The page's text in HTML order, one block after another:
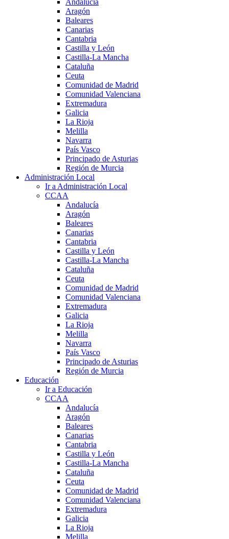
Aragón
Baleares
Canarias
Cantabria
Castilla y León
Castilla-La Mancha
Cataluña
Ceuta
Comunidad de Madrid
Comunidad Valenciana
Extremadura
Galicia
La Rioja
Melilla
Navarra
País Vasco
Principado de Asturias
Región de Murcia
Administración Local
Ir a Administración Local
CCAA
Andalucía
Aragón
Baleares
Canarias
Cantabria
Castilla y León
Castilla-La Mancha
Cataluña
Ceuta
Comunidad de Madrid
Comunidad Valenciana
Extremadura
Galicia
La Rioja
Melilla
Navarra
País Vasco
Principado de Asturias
Región de Murcia
Educación
Ir a Educación
CCAA
Andalucía
Aragón
Baleares
Canarias
Cantabria
Castilla y León
Castilla-La Mancha
Cataluña
Ceuta
Comunidad de Madrid
Comunidad Valenciana
Extremadura
Galicia
La Rioja
Melilla